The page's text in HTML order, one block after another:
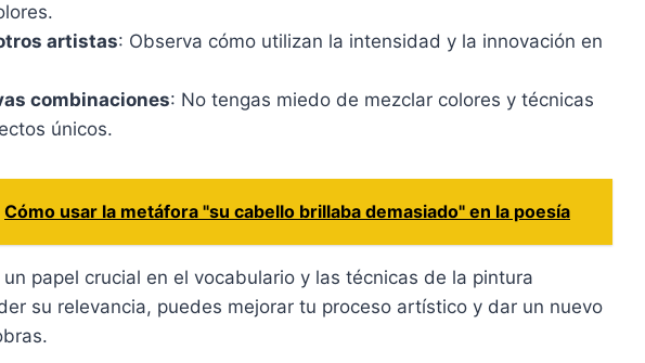
artistas: Observa cómo utilizan la intensidad y la innovación en
combinaciones: No tengas miedo de mezclar colores y técnicas
únicos.
Cómo usar la metáfora "su cabello brillaba demasiado" en la poesía
un papel crucial en el vocabulario y las técnicas de la pintura
su relevancia, puedes mejorar tu proceso artístico y dar un nuevo